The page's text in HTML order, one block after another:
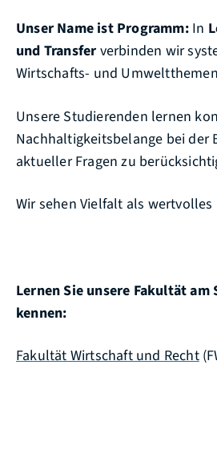
Unser Name ist Programm: In
und Transfer verbinden wir
Wirtschafts- und
Unsere Studierenden lernen
Nachhaltigkeitsbelange bei der
aktueller Fragen zu
Wir sehen Vielfalt als
Lernen Sie unsere Fakultät
kennen:
Fakultät Wirtschaft und Recht